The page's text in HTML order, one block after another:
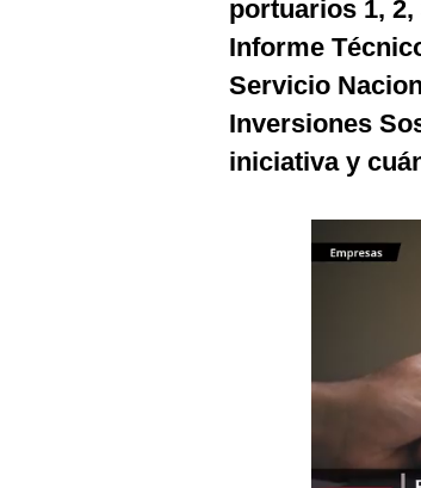
portuarios 1,
Informe
Servicio
Inversiones
iniciativa y